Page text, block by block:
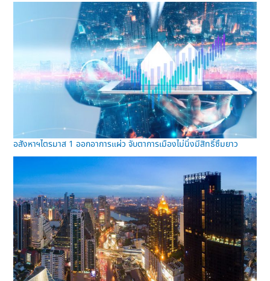
อสังหาฯไตรมาส 1 ออกอาการแผ่ว จับตาการเมืองไม่นิ่งมีสิทธิ์ซึมยาว